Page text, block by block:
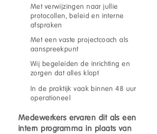
Met verwijzingen naar jullie
protocollen, beleid en interne
afspraken
Met een vaste projectcoach als
aanspreekpunt
Wij begeleiden de inrichting en
zorgen dat alles klopt
In de praktijk vaak binnen 48 uur
operationeel
Medewerkers ervaren dit als een
intern programma in plaats van